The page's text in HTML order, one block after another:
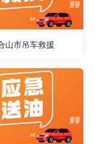
山市吊车救援